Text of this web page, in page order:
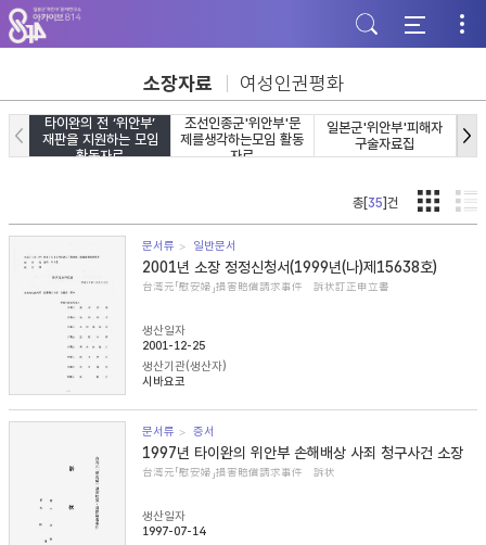
주
메
뉴
가
기
본
문
바
기
하
단
바
기
소장자료 여성인권평화
타이완의 전 ‘위안부’
재판을 지원하는 모임
활동자료
조선인종군'위안부'문
제를생각하는모임 활동
자료
일본군'위안부'피해자
구술자료집
일
총[35]건
문서류 일반문서
2001년 소장 정정신청서(1999년(나)제15638호)
台湾元「慰安婦」損害賠償請求事件 訴状訂正申立書
생산일자
2001-12-25
생산기관(생산자)
시바요코
문서류 증서
1997년 타이완의 위안부 손해배상 사죄 청구사건 소장
台湾元「慰安婦」損害賠償請求事件 訴状
생산일자
1997-07-14